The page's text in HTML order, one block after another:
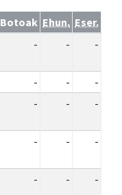
Botoak Ehun. Eser.
- - -
- -
-
- - -
- - -
- - -